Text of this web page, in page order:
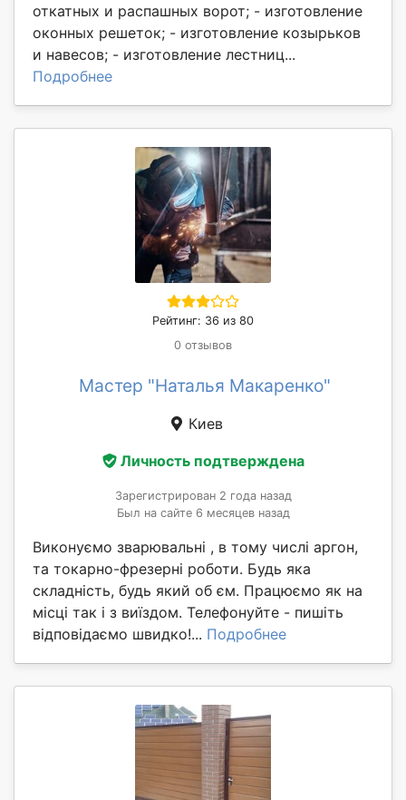
откатных и распашных ворот; - изготовление
оконных решеток; - изготовление козырьков
и навесов; - изготовление лестниц...
Подробнее
Рейтинг: 36 из 80
0 отзывов
Мастер "Наталья Макаренко"
Киев
Личность подтверждена
Зарегистрирован 2 года назад
Был на сайте 6 месяцев назад
Виконуємо зварювальні , в тому числі аргон,
та токарно-фрезерні роботи. Будь яка
складність, будь який об єм. Працюємо як на
місці так і з виїздом. Телефонуйте - пишіть
відповідаємо швидко!... Подробнее